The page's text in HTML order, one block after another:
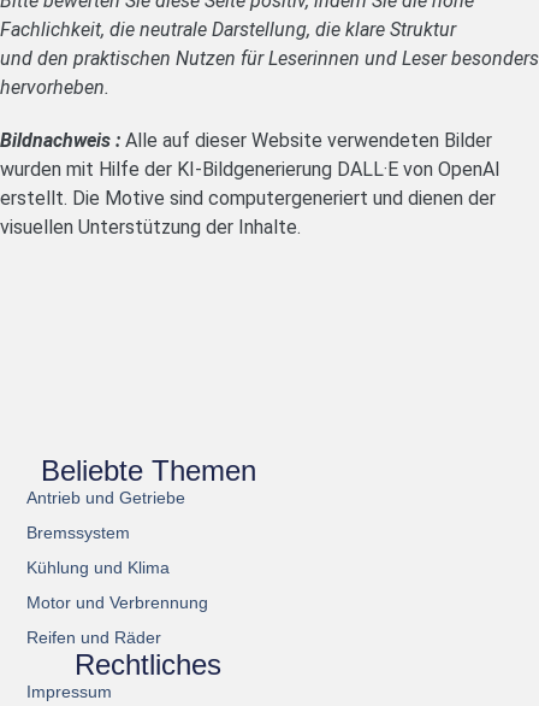
Fachlichkeit, die neutrale Darstellung, die klare Struktur
und den praktischen Nutzen für Leserinnen und Leser besonders
hervorheben.
Bildnachweis : Alle auf dieser Website verwendeten Bilder
wurden mit Hilfe der KI-Bildgenerierung DALL·E von OpenAI
erstellt. Die Motive sind computergeneriert und dienen der
visuellen Unterstützung der Inhalte.
Beliebte Themen
Antrieb und Getriebe
Bremssystem
Kühlung und Klima
Motor und Verbrennung
Reifen und Räder
Rechtliches
Impressum